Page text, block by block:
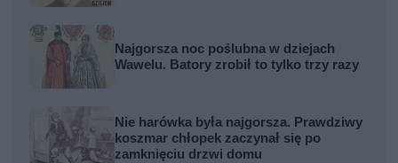
Najgorsza noc poślubna w dziejach
Wawelu. Batory zrobił to tylko trzy razy
Nie harówka była najgorsza. Prawdziwy
koszmar chłopek zaczynał się po
zamknięciu drzwi domu